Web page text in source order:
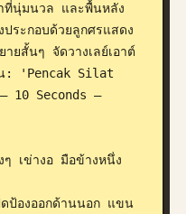
ที่นุ่มนวล และพื้นหลัง
ระกอบด้วยลูกศรแสดง
ยสั้นๆ จัดวางเลย์เอาต์
น: 'Pencak Silat
10 Seconds –
เข่างอ มือข้างหนึ่ง
ป้องออกด้านนอก แขน